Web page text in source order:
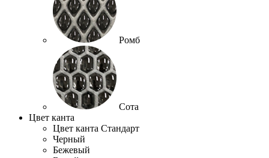
Ромб
Сота
Цвет канта
Цвет канта Стандарт
Черный
Бежевый